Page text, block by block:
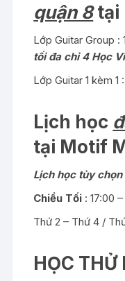
quận 8tại
Lớp Guitar Group
tối đa chỉ 4 Học
Lớp Guitar 1 kèm
Lịch học
tại Motif
Lịch học tùy
Chiều Tối : 17:00
Thứ 2 – Thứ 4 /
HỌC THỬ